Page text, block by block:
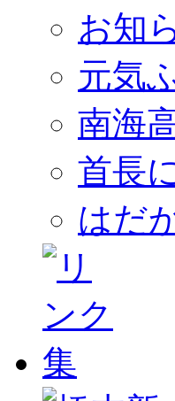
お知
元気
南海
首長
はだ